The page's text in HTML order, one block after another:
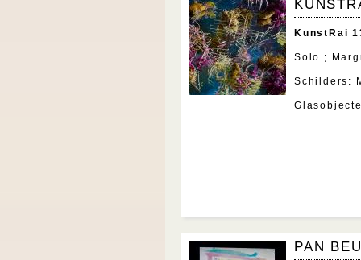
KunstRai
Solo ;
Schilders:
PAN